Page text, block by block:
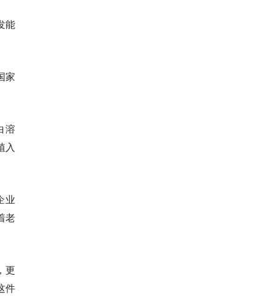
能
家
溶
入
业
老
更
件